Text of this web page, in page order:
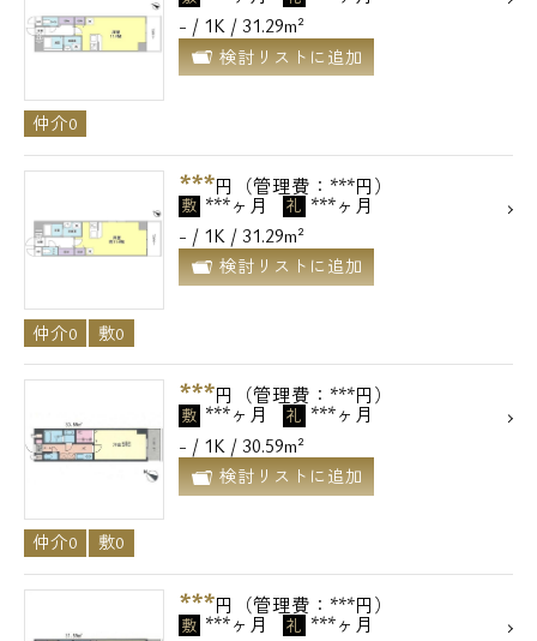
- / 1K / 31.29m²
検討リストに追加
仲介0
***円（管理費：***円）
敷 ***ヶ月 礼 ***ヶ月
- / 1K / 31.29m²
検討リストに追加
仲介0 敷0
***円（管理費：***円）
敷 ***ヶ月 礼 ***ヶ月
- / 1K / 30.59m²
検討リストに追加
仲介0 敷0
***円（管理費：***円）
敷 ***ヶ月 礼 ***ヶ月